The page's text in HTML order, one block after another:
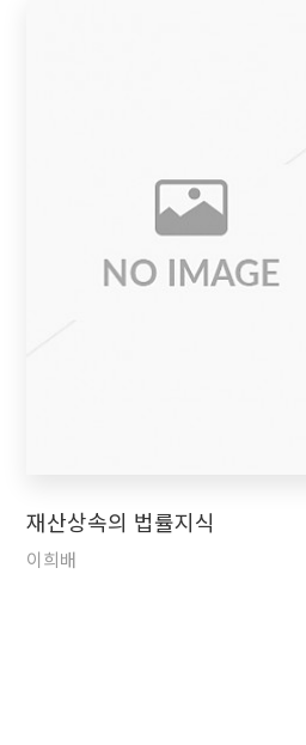
재산상속의 법률지식
이희배